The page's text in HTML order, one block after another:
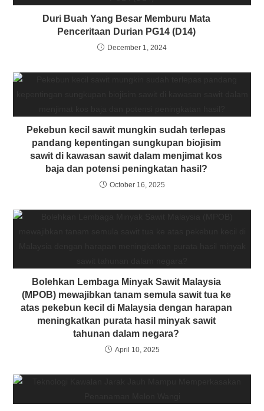
Duri Buah Yang Besar Memburu Mata
Penceritaan Durian PG14 (D14)
December 1, 2024
Pekebun kecil sawit mungkin sudah terlepas
pandang kepentingan sungkupan biojisim
sawit di kawasan sawit dalam menjimat kos
baja dan potensi peningkatan hasil?
October 16, 2025
Bolehkan Lembaga Minyak Sawit Malaysia
(MPOB) mewajibkan tanam semula sawit tua ke
atas pekebun kecil di Malaysia dengan harapan
meningkatkan purata hasil minyak sawit
tahunan dalam negara?
April 10, 2025